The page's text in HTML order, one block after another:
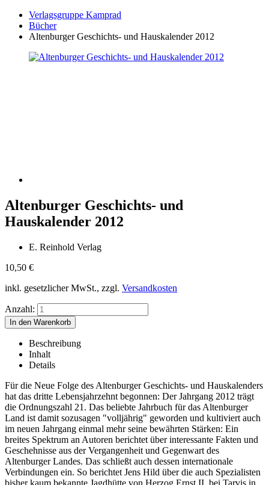
Verlagsgruppe Kamprad
Bücher
Altenburger Geschichts- und Hauskalender 2012
Altenburger Geschichts- und
Hauskalender 2012
E. Reinhold Verlag
10,50 €
inkl. gesetzlicher MwSt., zzgl. Versandkosten
Anzahl:
Beschreibung
Inhalt
Details
Für die Neue Folge des Altenburger Geschichts- und Hauskalenders
hat das dritte Lebensjahrzehnt begonnen: Der Jahrgang 2012 trägt
die Ordnungszahl 21. Das beliebte Jahrbuch für das Altenburger
Land ist damit sozusagen "volljährig" geworden und kultiviert auch
im neuen Jahrgang einmal mehr seine bewährten Stärken: Ein
breites Spektrum an Autoren berichtet über interessante Fakten und
Geschehnisse aus der Vergangenheit und Gegenwart des
Altenburger Landes. Das schließt auch dessen internationale
Verbindungen ein. So berichtet Jens Hild über die auch Spezialisten
bisher kaum bekannte Jagdhütte von Herzog Ernst II. bei Tarvis in